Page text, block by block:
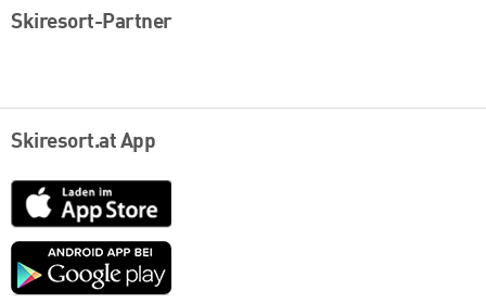
Skiresort-Partner
Skiresort.at App
App
Store
Google